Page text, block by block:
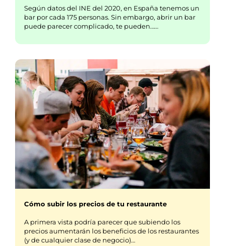
Según datos del INE del 2020, en España tenemos un
bar por cada 175 personas. Sin embargo, abrir un bar
puede parecer complicado, te pueden……
Cómo subir los precios de tu restaurante
A primera vista podría parecer que subiendo los
precios aumentarán los beneficios de los restaurantes
(y de cualquier clase de negocio)…